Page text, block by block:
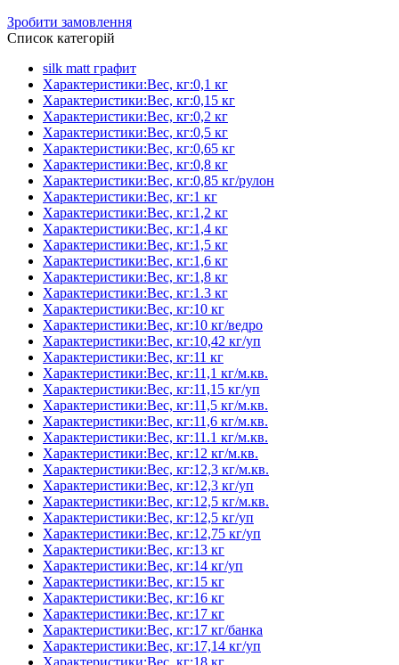
Зробити замовлення
Список категорій
silk matt графит
Характеристики:Вес, кг:0,1 кг
Характеристики:Вес, кг:0,15 кг
Характеристики:Вес, кг:0,2 кг
Характеристики:Вес, кг:0,5 кг
Характеристики:Вес, кг:0,65 кг
Характеристики:Вес, кг:0,8 кг
Характеристики:Вес, кг:0,85 кг/рулон
Характеристики:Вес, кг:1 кг
Характеристики:Вес, кг:1,2 кг
Характеристики:Вес, кг:1,4 кг
Характеристики:Вес, кг:1,5 кг
Характеристики:Вес, кг:1,6 кг
Характеристики:Вес, кг:1,8 кг
Характеристики:Вес, кг:1.3 кг
Характеристики:Вес, кг:10 кг
Характеристики:Вес, кг:10 кг/ведро
Характеристики:Вес, кг:10,42 кг/уп
Характеристики:Вес, кг:11 кг
Характеристики:Вес, кг:11,1 кг/м.кв.
Характеристики:Вес, кг:11,15 кг/уп
Характеристики:Вес, кг:11,5 кг/м.кв.
Характеристики:Вес, кг:11,6 кг/м.кв.
Характеристики:Вес, кг:11.1 кг/м.кв.
Характеристики:Вес, кг:12 кг/м.кв.
Характеристики:Вес, кг:12,3 кг/м.кв.
Характеристики:Вес, кг:12,3 кг/уп
Характеристики:Вес, кг:12,5 кг/м.кв.
Характеристики:Вес, кг:12,5 кг/уп
Характеристики:Вес, кг:12,75 кг/уп
Характеристики:Вес, кг:13 кг
Характеристики:Вес, кг:14 кг/уп
Характеристики:Вес, кг:15 кг
Характеристики:Вес, кг:16 кг
Характеристики:Вес, кг:17 кг
Характеристики:Вес, кг:17 кг/банка
Характеристики:Вес, кг:17,14 кг/уп
Характеристики:Вес, кг:18 кг